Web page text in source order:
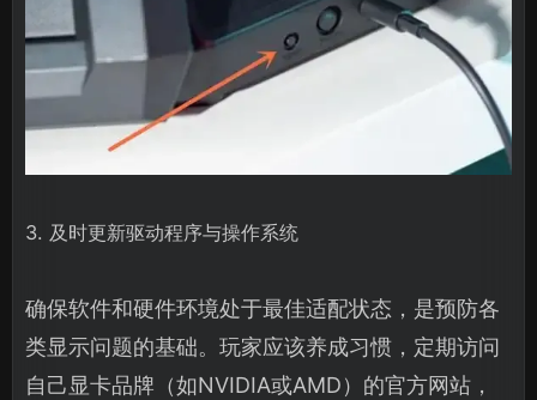
3. 及时更新驱动程序与操作系统
确保软件和硬件环境处于最佳适配状态，是预防各
类显示问题的基础。玩家应该养成习惯，定期访问
自己显卡品牌（如NVIDIA或AMD）的官方网站，